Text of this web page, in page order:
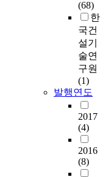
(68)
한
국건
설기
술연
구원
(1)
발행연도
2017
(4)
2016
(8)